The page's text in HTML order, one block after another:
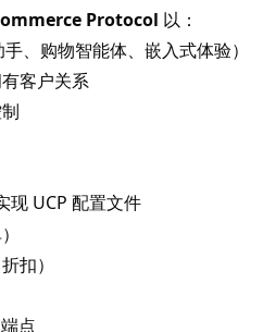
Protocol 以：
、购物智能体、嵌入式体验）
客户关系
现 UCP 配置文件
扣）
点